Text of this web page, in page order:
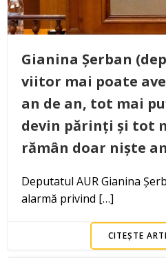
Gianina Șerban
viitor mai poate
an de an, tot mai
devin părinți și tot
rămân doar niște
Deputatul AUR Gianina
alarmă privind […]
CITEȘTE